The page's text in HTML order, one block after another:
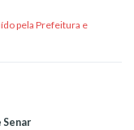
pela Prefeitura e
Senar